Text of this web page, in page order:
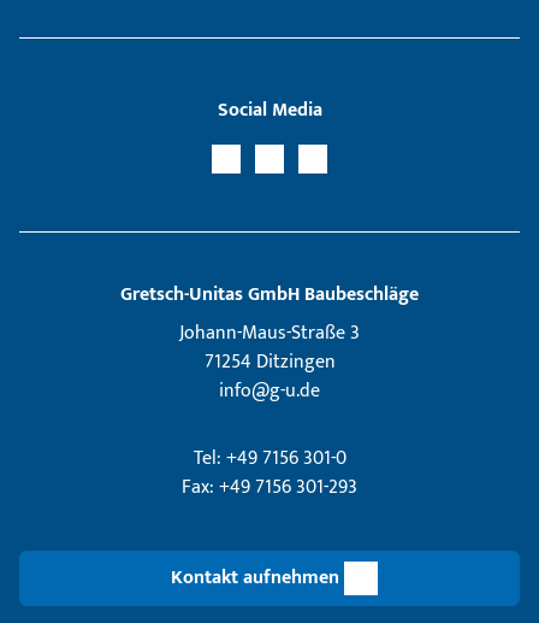
Social Media
Gretsch­-Unitas GmbH Baubeschläge
Johann-Maus-Straße 3
71254 Ditzingen
info@g-u.de
Tel: +49 7156 301-0
Fax: +49 7156 301-293
Kontakt aufnehmen